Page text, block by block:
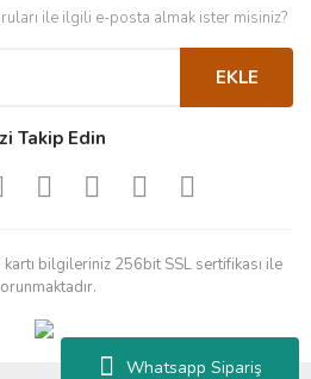
Whatsapp Sipariş
ile ilgili e-posta almak ister misiniz?
EKLE
Takip Edin
kartı bilgileriniz 256bit SSL sertifikası ile